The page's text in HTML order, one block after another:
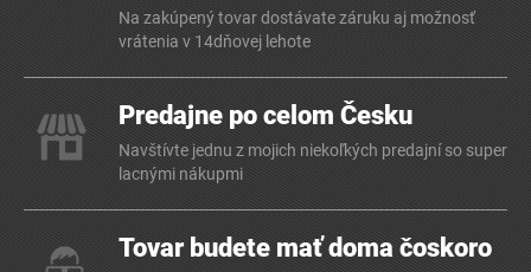
Na zakúpený tovar dostávate záruku aj možnosť
vrátenia v 14dňovej lehote
Predajne po celom Česku
Navštívte jednu z mojich niekoľkých predajní so super
lacnými nákupmi
Tovar budete mať doma čoskoro